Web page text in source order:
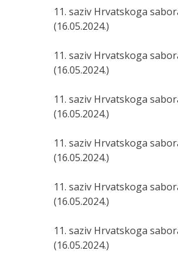
11. saziv Hrvatskoga
(16.05.2024.)
11. saziv Hrvatskoga
(16.05.2024.)
11. saziv Hrvatskoga
(16.05.2024.)
11. saziv Hrvatskoga
(16.05.2024.)
11. saziv Hrvatskoga
(16.05.2024.)
11. saziv Hrvatskoga
(16.05.2024.)